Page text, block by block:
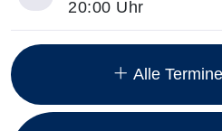
Insgesamt gibt es 7
20:00 Uhr
Alle